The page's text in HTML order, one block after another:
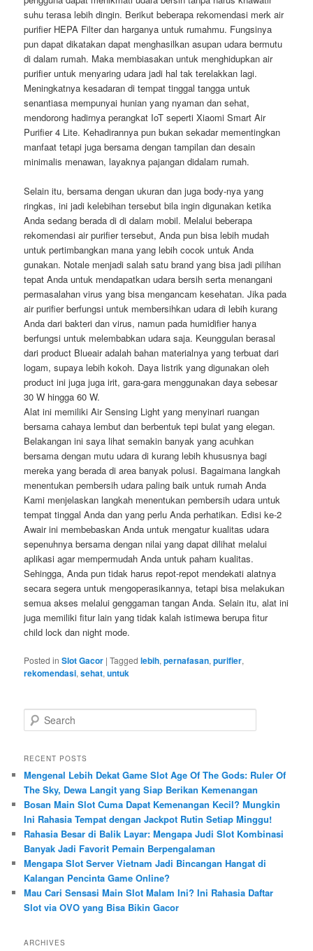
suhu terasa lebih dingin. Berikut beberapa rekomendasi merk air
purifier HEPA Filter dan harganya untuk rumahmu. Fungsinya
pun dapat dikatakan dapat menghasilkan asupan udara bermutu
di dalam rumah. Maka membiasakan untuk menghidupkan air
purifier untuk menyaring udara jadi hal tak terelakkan lagi.
Meningkatnya kesadaran di tempat tinggal tangga untuk
senantiasa mempunyai hunian yang nyaman dan sehat,
mendorong hadirnya perangkat IoT seperti Xiaomi Smart Air
Purifier 4 Lite. Kehadirannya pun bukan sekadar mementingkan
manfaat tetapi juga bersama dengan tampilan dan desain
minimalis menawan, layaknya pajangan didalam rumah.
Selain itu, bersama dengan ukuran dan juga body-nya yang
ringkas, ini jadi kelebihan tersebut bila ingin digunakan ketika
Anda sedang berada di di dalam mobil. Melalui beberapa
rekomendasi air purifier tersebut, Anda pun bisa lebih mudah
untuk pertimbangkan mana yang lebih cocok untuk Anda
gunakan. Notale menjadi salah satu brand yang bisa jadi pilihan
tepat Anda untuk mendapatkan udara bersih serta menangani
permasalahan virus yang bisa mengancam kesehatan. Jika pada
air purifier berfungsi untuk membersihkan udara di lebih kurang
Anda dari bakteri dan virus, namun pada humidifier hanya
berfungsi untuk melembabkan udara saja. Keunggulan berasal
dari product Blueair adalah bahan materialnya yang terbuat dari
logam, supaya lebih kokoh. Daya listrik yang digunakan oleh
product ini juga juga irit, gara-gara menggunakan daya sebesar
30 W hingga 60 W.
Alat ini memiliki Air Sensing Light yang menyinari ruangan
bersama cahaya lembut dan berbentuk tepi bulat yang elegan.
Belakangan ini saya lihat semakin banyak yang acuhkan
bersama dengan mutu udara di kurang lebih khususnya bagi
mereka yang berada di area banyak polusi. Bagaimana langkah
menentukan pembersih udara paling baik untuk rumah Anda
Kami menjelaskan langkah menentukan pembersih udara untuk
tempat tinggal Anda dan yang perlu Anda perhatikan. Edisi ke-2
Awair ini membebaskan Anda untuk mengatur kualitas udara
sepenuhnya bersama dengan nilai yang dapat dilihat melalui
aplikasi agar mempermudah Anda untuk paham kualitas.
Sehingga, Anda pun tidak harus repot-repot mendekati alatnya
secara segera untuk mengoperasikannya, tetapi bisa melakukan
semua akses melalui genggaman tangan Anda. Selain itu, alat ini
juga memiliki fitur lain yang tidak kalah istimewa berupa fitur
child lock dan night mode.
Posted in Slot Gacor |Tagged lebih,pernafasan,purifier,
rekomendasi,sehat,untuk
e
r
h
RECENT POSTS
Mengenal Lebih Dekat Game Slot Age Of The Gods: Ruler Of
The Sky, Dewa Langit yang Siap Berikan Kemenangan
Bosan Main Slot Cuma Dapat Kemenangan Kecil? Mungkin
Ini Rahasia Tempat dengan Jackpot Rutin Setiap Minggu!
Rahasia Besar di Balik Layar: Mengapa Judi Slot Kombinasi
Banyak Jadi Favorit Pemain Berpengalaman
Mengapa Slot Server Vietnam Jadi Bincangan Hangat di
Kalangan Pencinta Game Online?
Mau Cari Sensasi Main Slot Malam Ini? Ini Rahasia Daftar
Slot via OVO yang Bisa Bikin Gacor
ARCHIVES